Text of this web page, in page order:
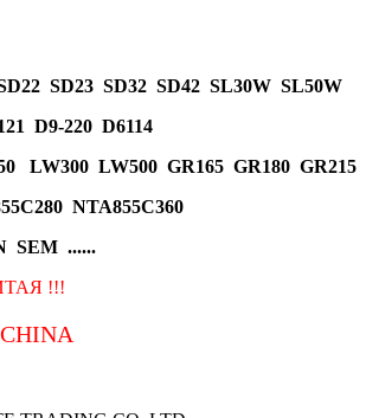
SD23 SD32 SD42 SL30W SL50W
D9-220 D6114
LW300 LW500 GR165 GR180 GR215
NTA855C360
SEM ......
!!!
CHINA